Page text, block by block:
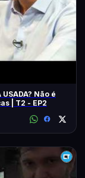
Não é
| T2 - EP2